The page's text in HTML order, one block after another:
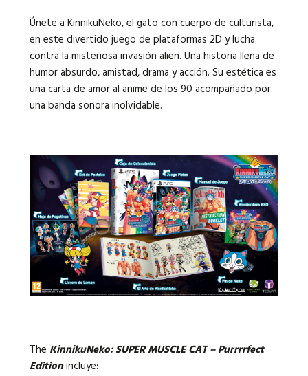
Únete a KinnikuNeko, el gato con cuerpo de culturista,
en este divertido juego de plataformas 2D y lucha
contra la misteriosa invasión alien. Una historia llena de
humor absurdo, amistad, drama y acción. Su estética es
una carta de amor al anime de los 90 acompañado por
una banda sonora inolvidable.
The KinnikuNeko: SUPER MUSCLE CAT – Purrrrfect
Editionincluye: